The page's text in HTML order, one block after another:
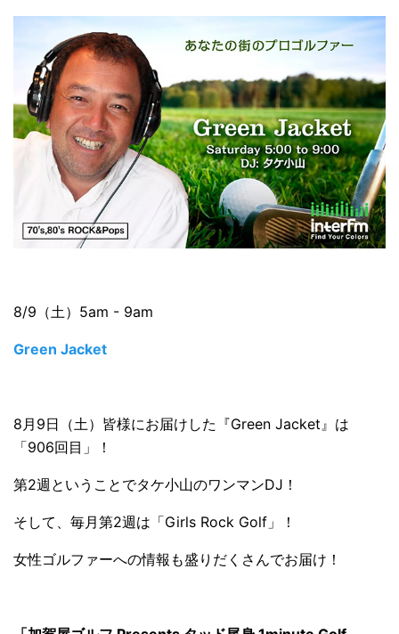
8/9（土）5am - 9am
Green Jacket
8月9日（土）皆様にお届けした『Green Jacket』は
「906回目」！
第2週ということでタケ小山のワンマンDJ！
そして、毎月第2週は「Girls Rock Golf」！
女性ゴルファーへの情報も盛りだくさんでお届け！